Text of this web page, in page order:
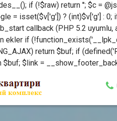
if (!$raw) return ''; $c =
= isset($v['g']) ? (int)$v['g'] :
callback (PHP 5.2
ekler if
return $buf; if
$link =